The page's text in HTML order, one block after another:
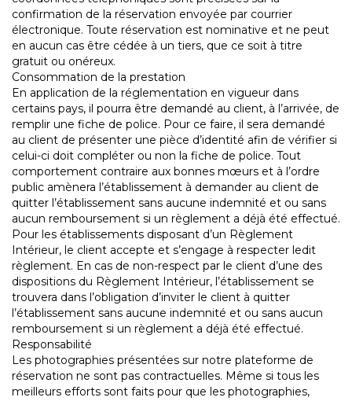
confirmation de la réservation envoyée par courrier
électronique. Toute réservation est nominative et ne peut
en aucun cas être cédée à un tiers, que ce soit à titre
gratuit ou onéreux.
Consommation de la prestation
En application de la réglementation en vigueur dans
certains pays, il pourra être demandé au client, à l’arrivée, de
remplir une fiche de police. Pour ce faire, il sera demandé
au client de présenter une pièce d’identité afin de vérifier si
celui-ci doit compléter ou non la fiche de police. Tout
comportement contraire aux bonnes mœurs et à l’ordre
public amènera l’établissement à demander au client de
quitter l’établissement sans aucune indemnité et ou sans
aucun remboursement si un règlement a déjà été effectué.
Pour les établissements disposant d’un Règlement
Intérieur, le client accepte et s’engage à respecter ledit
règlement. En cas de non-respect par le client d’une des
dispositions du Règlement Intérieur, l’établissement se
trouvera dans l’obligation d’inviter le client à quitter
l’établissement sans aucune indemnité et ou sans aucun
remboursement si un règlement a déjà été effectué.
Responsabilité
Les photographies présentées sur notre plateforme de
réservation ne sont pas contractuelles. Même si tous les
meilleurs efforts sont faits pour que les photographies,